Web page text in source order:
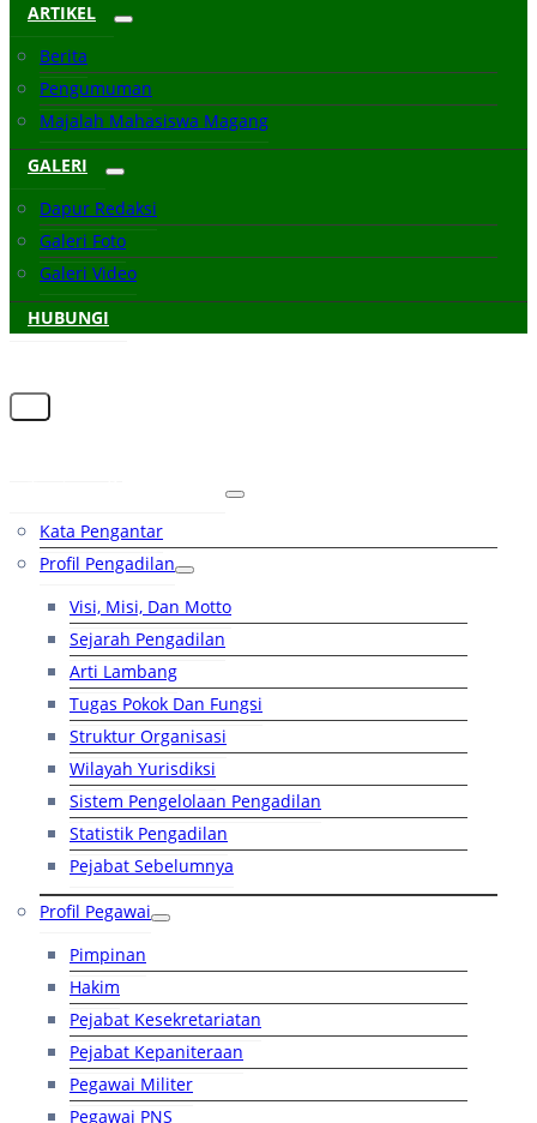
ARTIKEL
Berita
Pengumuman
Majalah Mahasiswa Magang
GALERI
Dapur Redaksi
Galeri Foto
Galeri Video
HUBUNGI
Kata Pengantar
Profil Pengadilan
Visi, Misi, Dan Motto
Sejarah Pengadilan
Arti Lambang
Tugas Pokok Dan Fungsi
Struktur Organisasi
Wilayah Yurisdiksi
Sistem Pengelolaan Pengadilan
Statistik Pengadilan
Pejabat Sebelumnya
Profil Pegawai
Pimpinan
Hakim
Pejabat Kesekretariatan
Pejabat Kepaniteraan
Pegawai Militer
Pegawai PNS